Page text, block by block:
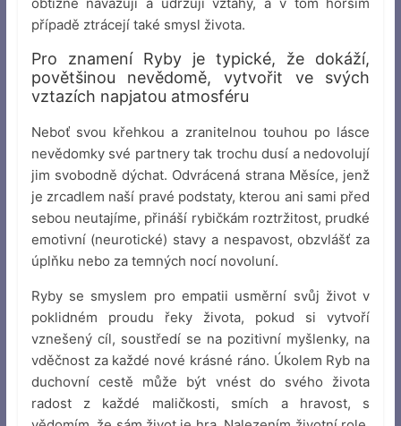
případě ztrácejí také smysl života.
Pro znamení Ryby je typické, že dokáží,
povětšinou nevědomě, vytvořit ve svých
vztazích napjatou atmosféru
Neboť svou křehkou a zranitelnou touhou po lásce
nevědomky své partnery tak trochu dusí a nedovolují
jim svobodně dýchat. Odvrácená strana Měsíce, jenž
je zrcadlem naší pravé podstaty, kterou ani sami před
sebou neutajíme, přináší rybičkám roztržitost, prudké
emotivní (neurotické) stavy a nespavost, obzvlášť za
úplňku nebo za temných nocí novoluní.
Ryby se smyslem pro empatii usměrní svůj život v
poklidném proudu řeky života, pokud si vytvoří
vznešený cíl, soustředí se na pozitivní myšlenky, na
vděčnost za každé nové krásné ráno. Úkolem Ryb na
duchovní cestě může být vnést do svého života
radost z každé maličkosti, smích a hravost, s